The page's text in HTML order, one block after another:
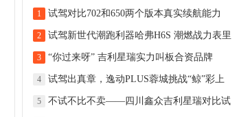
1 试驾对比702和650两个版本真实续航能力
2 试驾新世代潮跑利器哈弗H6S 潮燃战力表里
3 “你过来呀” 吉利星瑞实力叫板合资品牌
4 试驾出真章，逸动PLUS蓉城挑战“鲸”彩上
5 不试不比不卖——四川鑫众吉利星瑞对比试